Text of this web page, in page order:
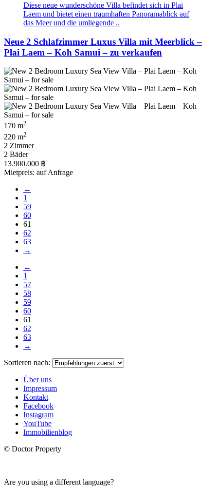
Diese neue wunderschöne Villa befindet sich in Plai
Laem und bietet einen traumhaften Panoramablick auf
das Meer und die umliegende ..
Neue 2 Schlafzimmer Luxus Villa mit Meerblick –
Plai Laem – Koh Samui – zu verkaufen
170 m2
220 m2
2 Zimmer
2 Bäder
13.900.000 ฿
Mietpreis: auf Anfrage
←
1
59
60
61
62
63
→
←
1
57
58
59
60
61
62
63
→
Sortieren nach:
Über uns
Impressum
Kontakt
Facebook
Instagram
YouTube
Immobilienblog
© Doctor Property
Are you using a different language?